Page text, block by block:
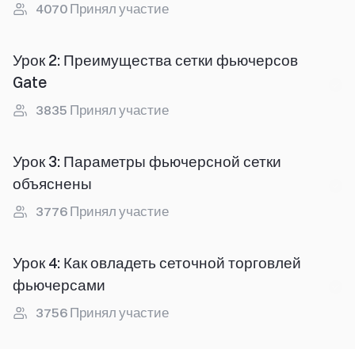
4070 Принял участие
Урок 2: Преимущества сетки фьючерсов
Gate
3835 Принял участие
Урок 3: Параметры фьючерсной сетки
объяснены
3776 Принял участие
Урок 4: Как овладеть сеточной торговлей
фьючерсами
3756 Принял участие